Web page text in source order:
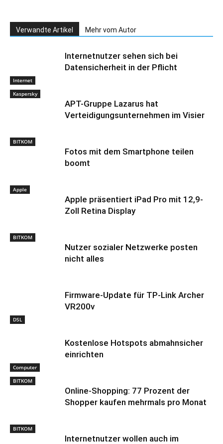
Verwandte Artikel Mehr vom Autor
Internet
Internetnutzer sehen sich bei
Datensicherheit in der Pflicht
Kaspersky
APT-Gruppe Lazarus hat
Verteidigungsunternehmen im Visier
BITKOM
Fotos mit dem Smartphone teilen
boomt
Apple
Apple präsentiert iPad Pro mit 12,9-
Zoll Retina Display
BITKOM
Nutzer sozialer Netzwerke posten
nicht alles
DSL
Firmware-Update für TP-Link Archer
VR200v
Computer
Kostenlose Hotspots abmahnsicher
einrichten
BITKOM
Online-Shopping: 77 Prozent der
Shopper kaufen mehrmals pro Monat
BITKOM
Internetnutzer wollen auch im